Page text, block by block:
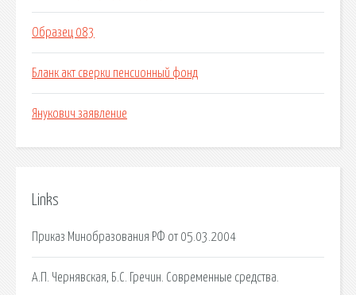
Образец 083
Бланк акт сверки пенсионный фонд
Янукович заявление
Links
Приказ Минобразования РФ от 05.03.2004
А.П. Чернявская, Б.С. Гречин. Современные средства.